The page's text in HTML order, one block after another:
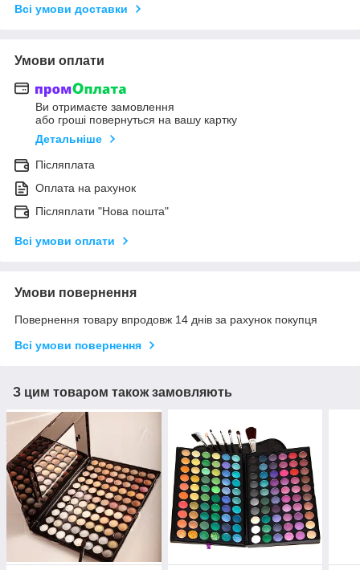
Всі умови доставки
Умови оплати
Ви отримаєте замовлення
або гроші повернуться на вашу картку
Детальніше
Післяплата
Оплата на рахунок
Післяплати "Нова пошта"
Всі умови оплати
Умови повернення
Повернення товару впродовж 14 днів за рахунок покупця
Всі умови повернення
З цим товаром також замовляють